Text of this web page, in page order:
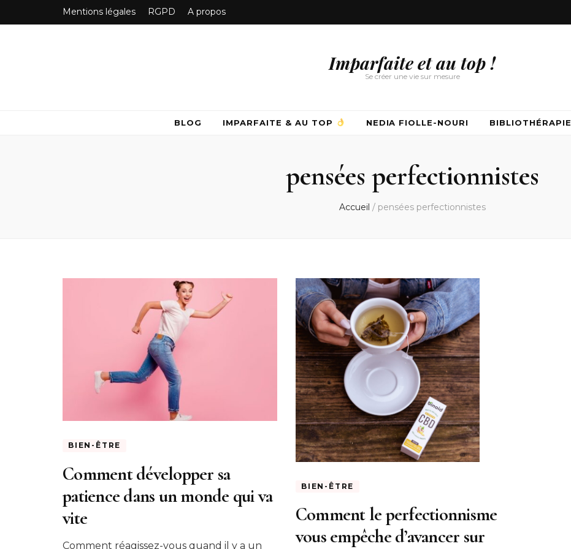
Mentions légales RGPD A propos
Imparfaite et au top !
Se créer une vie sur mesure
BLOG IMPARFAITE & AU TOP NEDIA FIOLLE-NOURI BIBLIOTHÉRAPIE
pensées perfectionnistes
Accueil / pensées perfectionnistes
BIEN-ÊTRE
Comment développer sa
patience dans un monde qui va
vite
Comment réagissez-vous quand il y a un
BIEN-ÊTRE
Comment le perfectionnisme
vous empêche d’avancer sur